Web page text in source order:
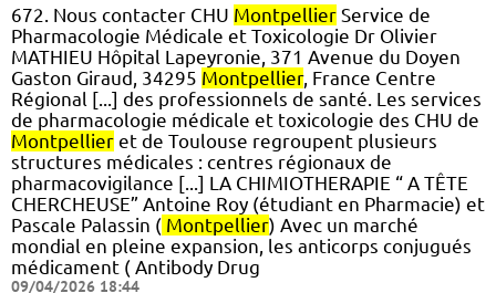
672. Nous contacter CHU Montpellier Service de
Pharmacologie Médicale et Toxicologie Dr Olivier
MATHIEU Hôpital Lapeyronie, 371 Avenue du Doyen
Gaston Giraud, 34295 Montpellier, France Centre
Régional [...] des professionnels de santé. Les services
de pharmacologie médicale et toxicologie des CHU de
Montpellier et de Toulouse regroupent plusieurs
structures médicales : centres régionaux de
pharmacovigilance [...] LA CHIMIOTHERAPIE “ A TÊTE
CHERCHEUSE” Antoine Roy (étudiant en Pharmacie) et
Pascale Palassin ( Montpellier) Avec un marché
mondial en pleine expansion, les anticorps conjugués
médicament ( Antibody Drug
09/04/2026 18:44